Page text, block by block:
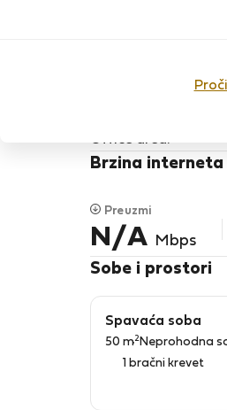
Furnished and
Office area.
Brzina
Preuzmi
N/A Mbps
Sobe i prostori
Spavaća soba
50 m2 Neprohodna
1 bračni krevet